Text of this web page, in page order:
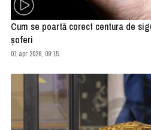
Cum se poartă corect centura de
şoferi
01 apr 2026, 09:15